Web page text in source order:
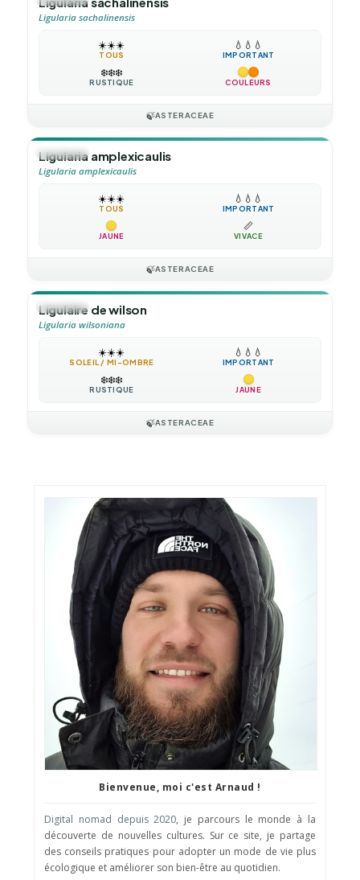
Ligularia sachalinensis
☀️☀️☀️
TOUS
💧 💧 💧
IMPORTANT
❄️❄️❄️
RUSTIQUE COULEURS
🍃ASTERACEAE
🪴VIVACE
Ligularia amplexicaulis
Ligularia amplexicaulis
☀️☀️☀️
TOUS
💧 💧 💧
IMPORTANT
JAUNE
📏
VIVACE
🍃ASTERACEAE
🪴VIVACE
Ligulaire de wilson
Ligularia wilsoniana
☀️☀️☀️
SOLEIL / MI-OMBRE
💧 💧 💧
IMPORTANT
❄️❄️❄️
RUSTIQUE JAUNE
🍃ASTERACEAE
Bienvenue, moi c'est Arnaud !
Digital nomad depuis 2020, je parcours le monde à la
découverte de nouvelles cultures. Sur ce site, je partage
des conseils pratiques pour adopter un mode de vie plus
écologique et améliorer son bien-être au quotidien.